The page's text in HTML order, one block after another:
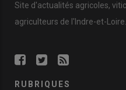
Site d'actualités agricoles,
agriculteurs de l'Indre-et-Loire.
RUBRIQUES